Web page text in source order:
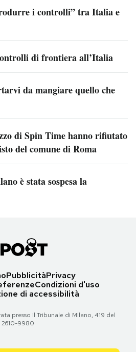
i controlli” tra Italia e
di frontiera all’Italia
da mangiare quello che
di Spin Time hanno rifiutato
del comune di Roma
è stata sospesa la
PubblicitàPrivacy
Condizioni d'uso
di accessibilità
presso il Tribunale di Milano, 419 del
2610-9980